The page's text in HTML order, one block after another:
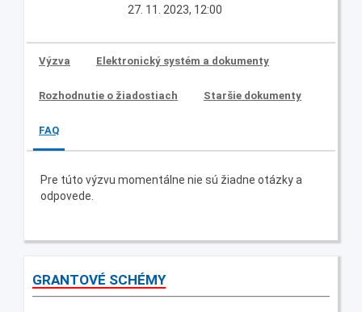
27. 11. 2023, 12:00
Výzva Elektronický systém a dokumenty
Rozhodnutie o žiadostiach Staršie dokumenty
FAQ
Pre túto výzvu momentálne nie sú žiadne otázky a
odpovede.
GRANTOVÉ SCHÉMY